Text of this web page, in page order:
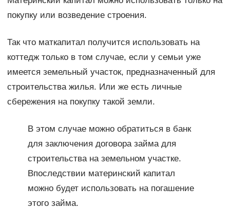
покупку или возведение строения.
Так что маткапитал получится использовать на
коттедж только в том случае, если у семьи уже
имеется земельный участок, предназначенный для
строительства жилья. Или же есть личные
сбережения на покупку такой земли.
В этом случае можно обратиться в банк
для заключения договора займа для
строительства на земельном участке.
Впоследствии материнский капитал
можно будет использовать на погашение
этого займа.